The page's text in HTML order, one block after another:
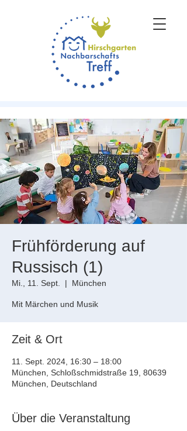
Frühförderung auf
Russisch (1)
Mi., 11. Sept.
  |
München
Zeit & Ort
11. Sept. 2024, 16:30 – 18:00
München, Schloßschmidstraße 19, 80639
München, Deutschland
Über die Veranstaltung